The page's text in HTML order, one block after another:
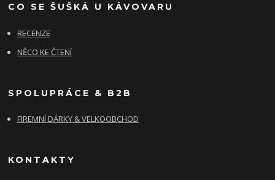
CO SE ŠUŠKÁ U KÁVOVARU
RECENZE
NĚCO KE ČTENÍ
SPOLUPRÁCE & B2B
FIREMNÍ DÁRKY & VELKOOBCHOD
KONTAKTY